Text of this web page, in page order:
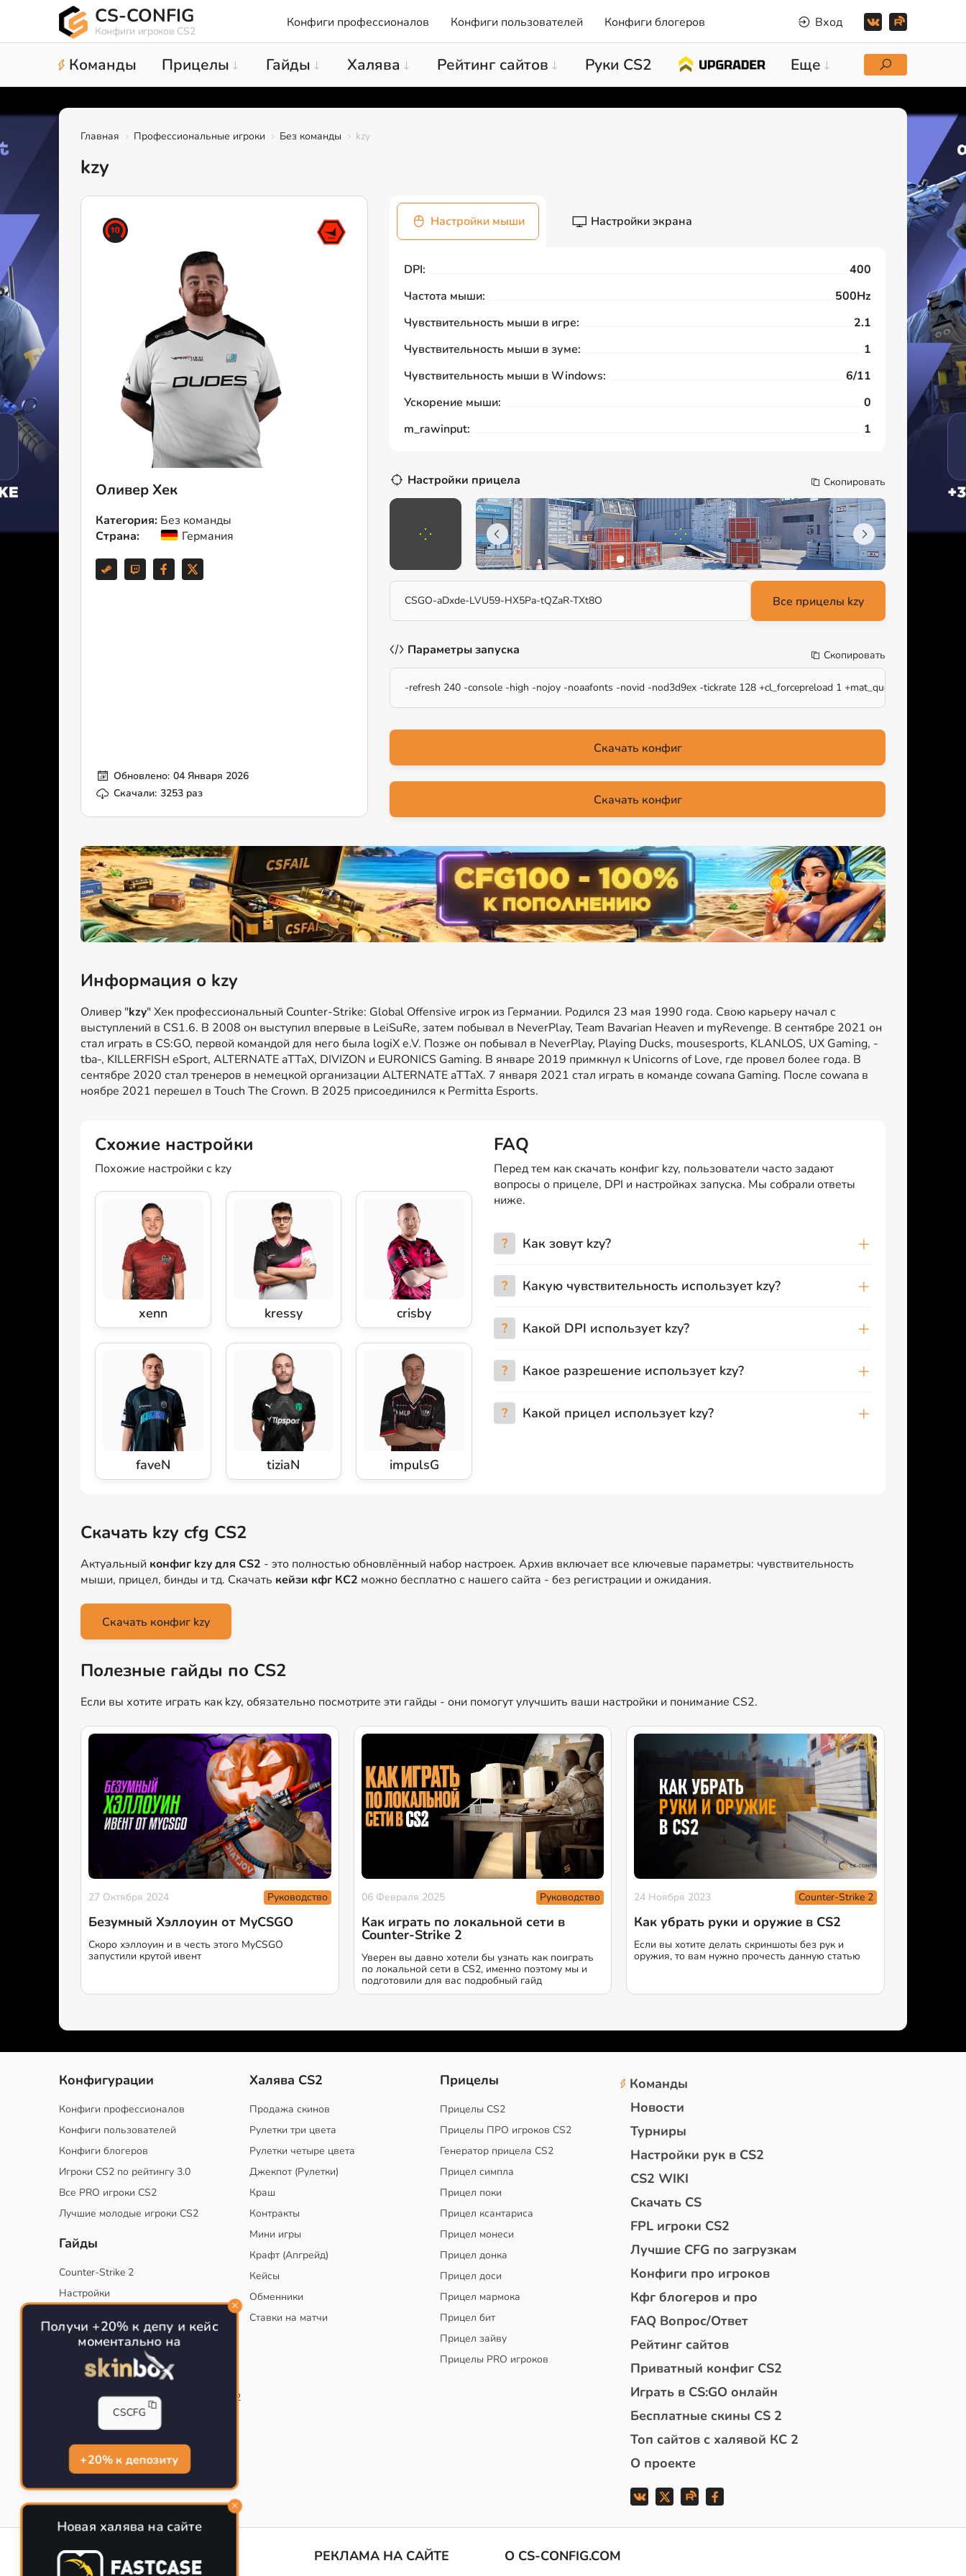
CS-CONFIG
Конфиги игроков CS2
Конфиги профессионалов Конфиги пользователей Конфиги блогеров Вход
Команды Прицелы Гайды Халява Рейтинг сайтов Руки CS2 Еще
Главная Профессиональные игроки Без команды kzy
kzy
Оливер Хек
Категория: Без команды
Страна:
Германия
Обновлено: 04 Января 2026
Скачали: 3253 раз
Настройки мыши Настройки экрана
DPI:
400
Частота мыши:
500Hz
Чувствительность мыши в игре:
2.1
Чувствительность мыши в зуме:
1
Чувствительность мыши в Windows:
6/11
Ускорение мыши:
0
m_rawinput:
1
Настройки прицела Скопировать
CSGO-aDxde-LVU59-HX5Pa-tQZaR-TXt8O
Параметры запуска Скопировать
-refresh 240 -console -high -nojoy -noaafonts -novid -nod3d9ex -tickrate 128 +cl_forcepreload 1 +mat_queue_mode 2
Скачать конфиг
Скачать конфиг
Информация о kzy
Оливер "kzy" Хек профессиональный Counter-Strike: Global Offensive игрок из Германии. Родился 23 мая 1990 года. Свою карьеру начал с
выступлений в CS1.6. В 2008 он выступил впервые в LeiSuRe, затем побывал в NeverPlay, Team Bavarian Heaven и myRevenge. В сентябре 2021 он
стал играть в CS:GO, первой командой для него была logiX e.V. Позже он побывал в NeverPlay, Playing Ducks, mousesports, KLANLOS, UX Gaming, -
tba-, KILLERFISH eSport, ALTERNATE aTTaX, DIVIZON и EURONICS Gaming. В январе 2019 примкнул к Unicorns of Love, где провел более года. В
сентябре 2020 стал тренеров в немецкой организации ALTERNATE aTTaX. 7 января 2021 стал играть в команде cowana Gaming. После cowana в
ноябре 2021 перешел в Touch The Crown. В 2025 присоединился к Permitta Esports.
Схожие настройки
Похожие настройки с kzy
xenn kressy crisby
faveN tiziaN impulsG
FAQ
Перед тем как скачать конфиг kzy, пользователи часто задают
вопросы о прицеле, DPI и настройках запуска. Мы собрали ответы
ниже.
? Как зовут kzy?
? Какую чувствительность использует kzy?
? Какой DPI использует kzy?
? Какое разрешение использует kzy?
? Какой прицел использует kzy?
Скачать kzy cfg CS2
Актуальный конфиг kzy для CS2 - это полностью обновлённый набор настроек. Архив включает все ключевые параметры: чувствительность
мыши, прицел, бинды и тд. Скачать кейзи кфг КС2 можно бесплатно с нашего сайта - без регистрации и ожидания.
Скачать конфиг kzy
Полезные гайды по CS2
Если вы хотите играть как kzy, обязательно посмотрите эти гайды - они помогут улучшить ваши настройки и понимание CS2.
27 Октября 2024 Руководство
Безумный Хэллоуин от MyCSGO
Скоро хэллоуин и в честь этого MyCSGO
запустили крутой ивент
06 Февраля 2025 Руководство
Как играть по локальной сети в
Counter-Strike 2
Уверен вы давно хотели бы узнать как поиграть
по локальной сети в CS2, именно поэтому мы и
подготовили для вас подробный гайд
24 Ноября 2023 Counter-Strike 2
Как убрать руки и оружие в CS2
Если вы хотите делать скриншоты без рук и
оружия, то вам нужно прочесть данную статью
Конфигурации
Конфиги профессионалов
Конфиги пользователей
Конфиги блогеров
Игроки CS2 по рейтингу 3.0
Все PRO игроки CS2
Лучшие молодые игроки CS2
Гайды
Counter-Strike 2
Настройки
Тактики
Конфиг для тренировок в CS
Как сохранить свой конфиг CS
Инста смоки на карте de_mirage в CS2
Рабочий бинд на Jumpthrow
Халява CS2
Продажа скинов
Рулетки три цвета
Рулетки четыре цвета
Джекпот (Рулетки)
Краш
Контракты
Мини игры
Крафт (Апгрейд)
Кейсы
Обменники
Ставки на матчи
Прицелы
Прицелы CS2
Прицелы ПРО игроков CS2
Генератор прицела CS2
Прицел симпла
Прицел поки
Прицел ксантариса
Прицел монеси
Прицел донка
Прицел доси
Прицел мармока
Прицел бит
Прицел зайву
Прицелы PRO игроков
Команды
Новости
Турниры
Настройки рук в CS2
CS2 WIKI
Скачать CS
FPL игроки CS2
Лучшие CFG по загрузкам
Конфиги про игроков
Кфг блогеров и про
FAQ Вопрос/Ответ
Рейтинг сайтов
Приватный конфиг CS2
Играть в CS:GO онлайн
Бесплатные скины CS 2
Топ сайтов с халявой КС 2
О проекте
CS-CONFIG
Конфиги игроков CS2
РЕКЛАМА НА САЙТЕ О CS-CONFIG.COM
Получи +20% к депу и кейс
моментально на
CSCFG
+20% к депозиту
Новая халява на сайте